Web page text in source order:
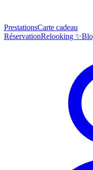
PrestationsCarte cadeau
RéservationRelooking ✨